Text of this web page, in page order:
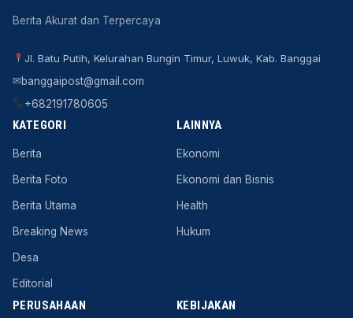
Berita Akurat dan Terpercaya
Jl. Batu Putih, Kelurahan Bungin Timur, Luwuk, Kab. Banggai
✉banggaipost@gmail.com
+682191780605
KATEGORI
Berita
Berita Foto
Berita Utama
Breaking News
Desa
Editorial
LAINNYA
Ekonomi
Ekonomi dan Bisnis
Health
Hukum
PERUSAHAAN KEBIJAKAN